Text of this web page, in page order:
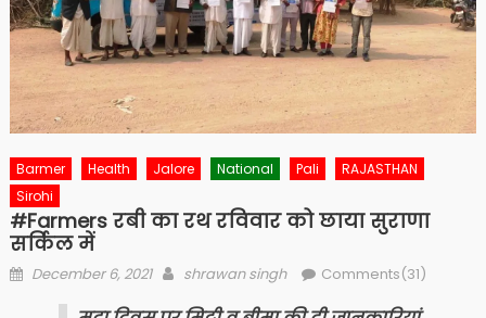
Barmer Health Jalore National Pali
RAJASTHAN
Sirohi
#Farmers रबी का रथ रविवार को छाया सुराणा
सर्किल में
Posted
December 6, 2021 Author
shrawan singh Comments(31)